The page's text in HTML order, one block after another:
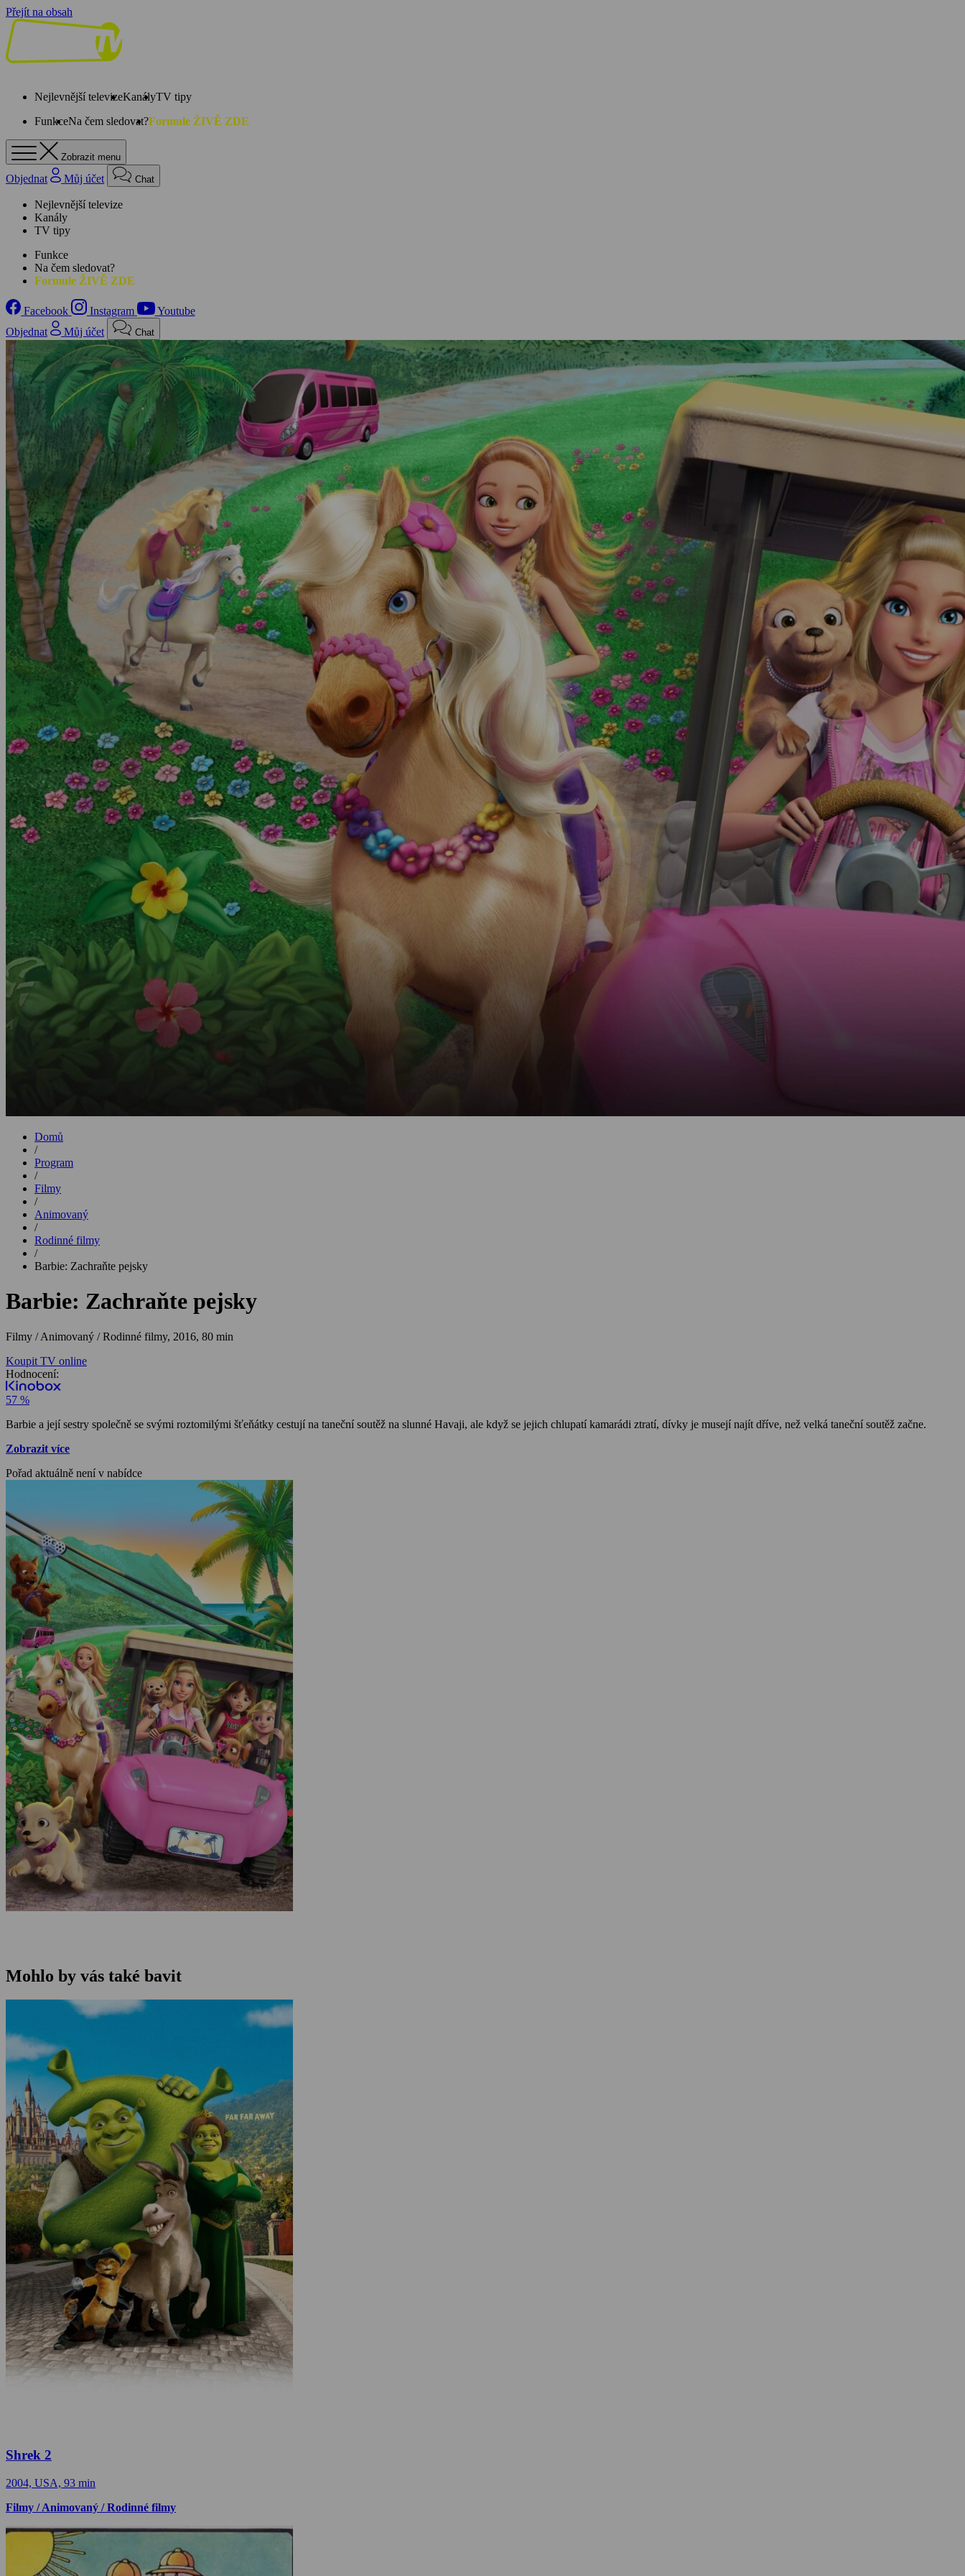
Přejít na obsah
Nejlevnější televizeKanályTV tipy
FunkceNa čem sledovat?Formule ŽIVĚ ZDE
Zobrazit menu
Objednat Můj účet Chat
Nejlevnější televize
Kanály
TV tipy
Funkce
Na čem sledovat?
Formule ŽIVĚ ZDE
Facebook Instagram
Youtube
Objednat
Můj účet Chat
Domů
/
Program
/
Filmy
/
Animovaný
/
Rodinné filmy
/
Barbie: Zachraňte pejsky
Barbie: Zachraňte pejsky
Filmy / Animovaný / Rodinné filmy, 2016, 80 min
Koupit TV online
Hodnocení:
57 %
Barbie a její sestry společně se svými roztomilými šťeňátky cestují na taneční soutěž na slunné Havaji, ale když se jejich chlupatí kamarádi ztratí, dívky je musejí najít dříve, než velká taneční soutěž začne.
Zobrazit více
Pořad aktuálně není v nabídce
Mohlo by vás také bavit
Shrek 2
2004, USA, 93 min
Filmy / Animovaný / Rodinné filmy